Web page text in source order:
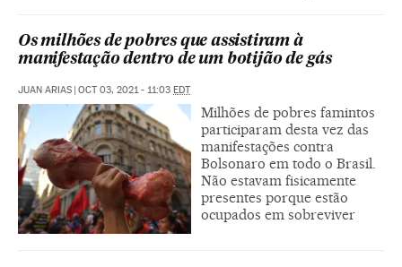
Os milhões de pobres que assistiram à
manifestação dentro de um botijão de gás
JUAN ARIAS | OCT 03, 2021 - 11:03 EDT
Milhões de pobres famintos
participaram desta vez das
manifestações contra
Bolsonaro em todo o Brasil.
Não estavam fisicamente
presentes porque estão
ocupados em sobreviver